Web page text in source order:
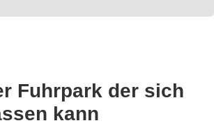
Fuhrpark der sich
kann